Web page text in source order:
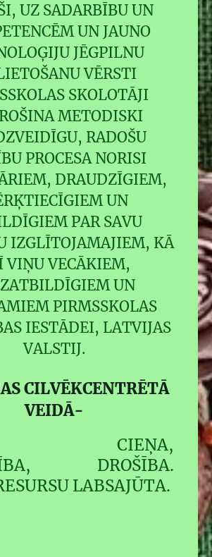
UZ SADARBĪBU UN
UN JAUNO
JĒGPILNU
VĒRSTI
SKOLOTĀJI
METODISKI
RADOŠU
PROCESA NORISI
DRAUDZĪGIEM,
UN
PAR SAVU
IZGLĪTOJAMAJIEM, KĀ
VIŅU VECĀKIEM,
UN
PIRMSSKOLAS
IESTĀDEI, LATVIJAS
VALSTIJ.
CILVĒKCENTRĒTĀ
VEIDĀ-
DROŠĪBA.
LABSAJŪTA.